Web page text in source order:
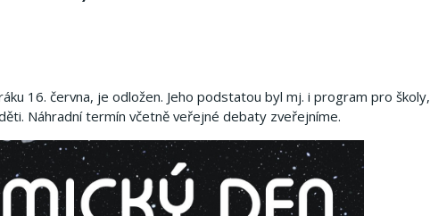
16. června, je odložen. Jeho podstatou byl mj. i program pro školy,
Náhradní termín včetně veřejné debaty zveřejníme.